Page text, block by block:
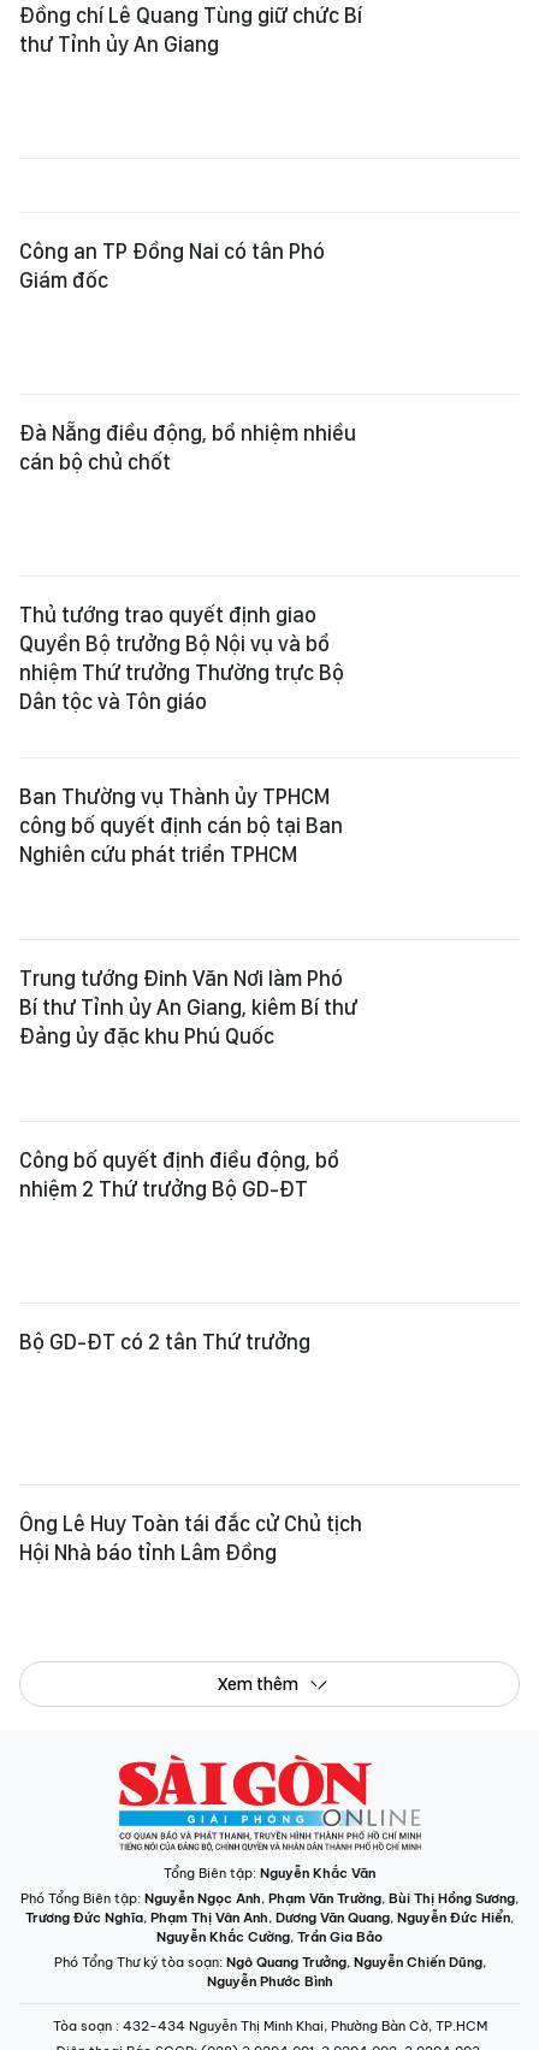
Đồng chí Lê Quang Tùng giữ chức Bí
thư Tỉnh ủy An Giang
Công an TP Đồng Nai có tân Phó
Giám đốc
Đà Nẵng điều động, bổ nhiệm nhiều
cán bộ chủ chốt
Thủ tướng trao quyết định giao
Quyền Bộ trưởng Bộ Nội vụ và bổ
nhiệm Thứ trưởng Thường trực Bộ
Dân tộc và Tôn giáo
Ban Thường vụ Thành ủy TPHCM
công bố quyết định cán bộ tại Ban
Nghiên cứu phát triển TPHCM
Trung tướng Đinh Văn Nơi làm Phó
Bí thư Tỉnh ủy An Giang, kiêm Bí thư
Đảng ủy đặc khu Phú Quốc
Công bố quyết định điều động, bổ
nhiệm 2 Thứ trưởng Bộ GD-ĐT
Bộ GD-ĐT có 2 tân Thứ trưởng
Ông Lê Huy Toàn tái đắc cử Chủ tịch
Hội Nhà báo tỉnh Lâm Đồng
Xem thêm
Tổng Biên tập: Nguyễn Khắc Văn
Phó Tổng Biên tập: Nguyễn Ngọc Anh, Phạm Văn Trường, Bùi Thị Hồng Sương,
Trương Đức Nghĩa, Phạm Thị Vân Anh, Dương Văn Quang, Nguyễn Đức Hiển,
Nguyễn Khắc Cường, Trần Gia Bảo
Phó Tổng Thư ký tòa soạn: Ngô Quang Trưởng, Nguyễn Chiến Dũng,
Nguyễn Phước Bình
Tòa soạn : 432-434 Nguyễn Thị Minh Khai, Phường Bàn Cờ, TP.HCM